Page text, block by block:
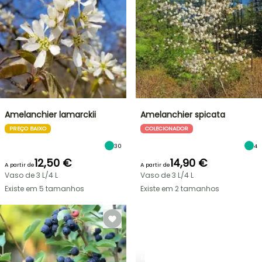
Amelanchier lamarckii
PREÇO BAIXO
30
A partir de12,50 €
Vaso de 3 L/4 L
Existe em 5 tamanhos
Amelanchier spicata
COLECIONADOR
4
A partir de14,90 €
Vaso de 3 L/4 L
Existe em 2 tamanhos